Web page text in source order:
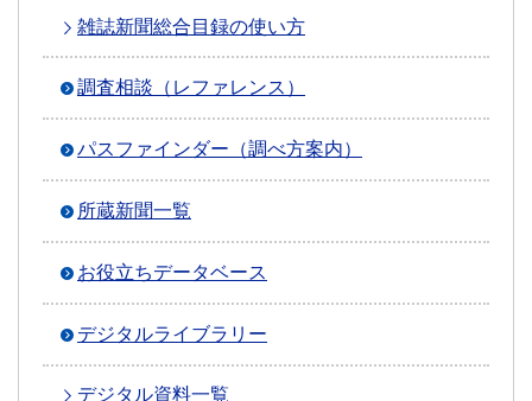
雑誌新聞総合目録の使い方
調査相談（レファレンス）
パスファインダー（調べ方案内）
所蔵新聞一覧
お役立ちデータベース
デジタルライブラリー
デジタル資料一覧